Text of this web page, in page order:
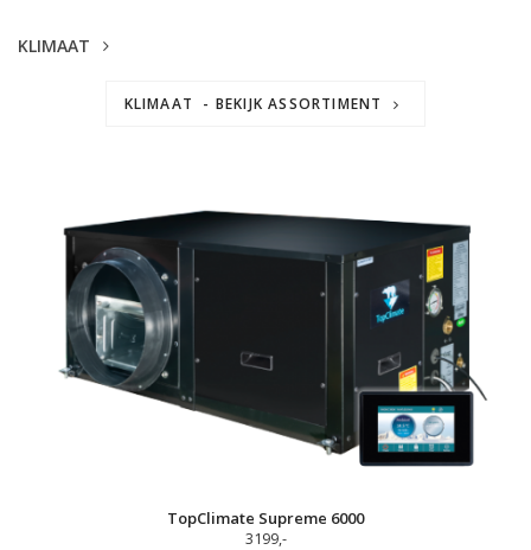
KLIMAAT
KLIMAAT - BEKIJK ASSORTIMENT
TopClimate Supreme 6000
3199,-